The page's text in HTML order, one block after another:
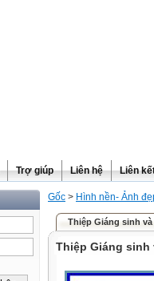
Trợ giúp Liên hệ Liên
Gốc > Hình nền- Ảnh
Thiệp Giáng sinh
Thiệp Giáng sinh